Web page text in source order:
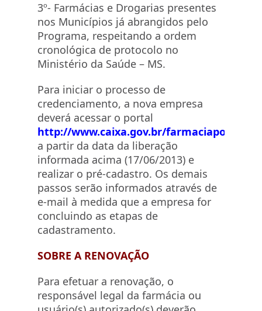
3º- Farmácias e Drogarias presentes
nos Municípios já abrangidos pelo
Programa, respeitando a ordem
cronológica de protocolo no
Ministério da Saúde – MS.
Para iniciar o processo de
credenciamento, a nova empresa
deverá acessar o portal
http://www.caixa.gov.br/farmaciapopular
a partir da data da liberação
informada acima (17/06/2013) e
realizar o pré-cadastro. Os demais
passos serão informados através de
e-mail à medida que a empresa for
concluindo as etapas de
cadastramento.
SOBRE A RENOVAÇÃO
Para efetuar a renovação, o
responsável legal da farmácia ou